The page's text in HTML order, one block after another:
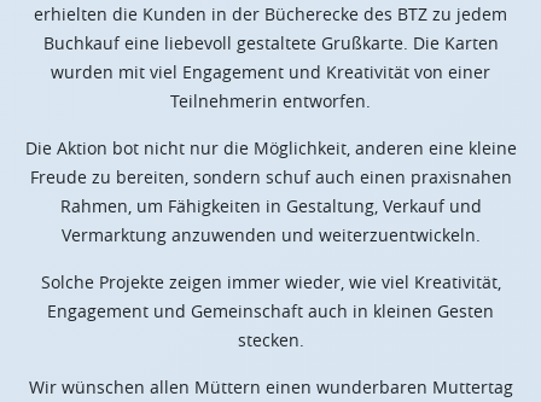
erhielten die Kunden in der Bücherecke des BTZ zu jedem
Buchkauf eine liebevoll gestaltete Grußkarte. Die Karten
wurden mit viel Engagement und Kreativität von einer
Teilnehmerin entworfen.
Die Aktion bot nicht nur die Möglichkeit, anderen eine kleine
Freude zu bereiten, sondern schuf auch einen praxisnahen
Rahmen, um Fähigkeiten in Gestaltung, Verkauf und
Vermarktung anzuwenden und weiterzuentwickeln.
Solche Projekte zeigen immer wieder, wie viel Kreativität,
Engagement und Gemeinschaft auch in kleinen Gesten
stecken.
Wir wünschen allen Müttern einen wunderbaren Muttertag